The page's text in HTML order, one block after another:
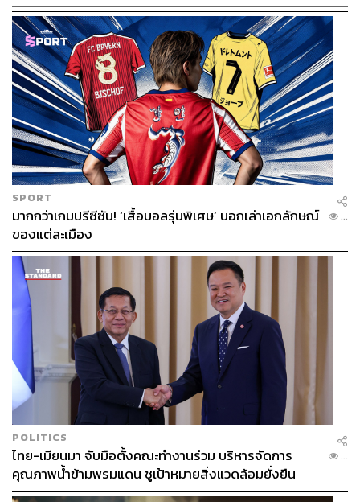
TAGS: กีฬาฟุตบอล Manchester United Jadon Sancho
62
เมธา พันธุ์วราทร
เจ้าของนามปากกา ‘ลูกแม่กิ่ง’ คอลัมนิสต์ที่เล่า
เรื่องกีฬาให้คนนำไปปรับใช้ในชีวิต ซึ่งจะ
ทำให้ได้รับแรงบันดาลใจจากกีฬาที่คุณชื่น
ชอบ ในคอลัมน์ ‘Goal of Life’
SPORT
มากกว่าเกมปรีซีซัน! ‘เสื้อบอลรุ่นพิเศษ’ บอกเล่าเอกลักษณ์
ของแต่ละเมือง
...
POLITICS
ไทย-เมียนมา จับมือตั้งคณะทำงานร่วม บริหารจัดการ
คุณภาพน้ำข้ามพรมแดน ชูเป้าหมายสิ่งแวดล้อมยั่งยืน
...